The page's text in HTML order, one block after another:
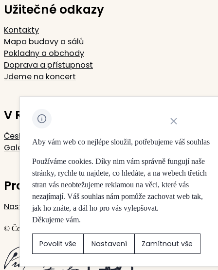
Užitečné odkazy
Kontakty
Mapa budovy a sálů
Pokladny a obchody
Doprava a přístupnost
Jdeme na koncert
V Rudolfinu sídlí
Česká filharmonie
Galerie Rudolfinum
Pro vaše soukromí
Nastavení cookies
© Česká filharmonie & Galerie Rudolfinum
Vytvořilo
Aby vám web co nejlépe sloužil, potřebujeme váš souhlas
Používáme cookies. Díky nim vám správně fungují naše
stránky, rychle tu najdete, co hledáte, a na webech třetích
stran vás neobtežujeme reklamou na věci, které vás
nezajímají. Váš souhlas nám pomůže zachovat web tak,
jak ho znáte, a dál ho pro vás vylepšovat.
Děkujeme vám.
Povolit vše Nastavení Zamítnout vše
Zavřít oznámení